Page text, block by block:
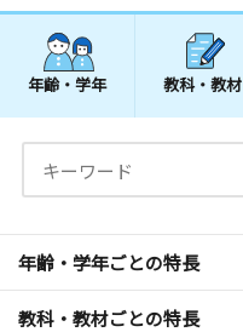
年齢・学年 教科・教材
年齢・学年ごとの特長
教科・教材ごとの特長